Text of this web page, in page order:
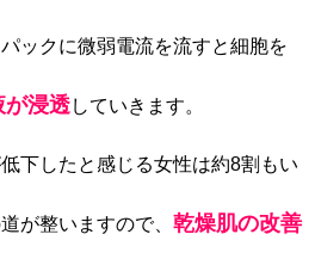
ックに微弱電流を流すと細胞を
が浸透していきます。
下したと感じる女性は約8割もい
が整いますので、 乾燥肌の改善